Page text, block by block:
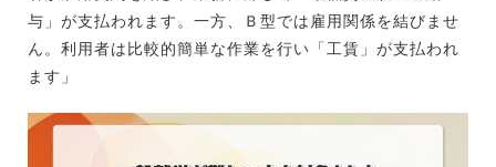
与」が支払われます。一方、Ｂ型では雇用関係を結びませ
ん。利用者は比較的簡単な作業を行い「工賃」が支払われ
ます」